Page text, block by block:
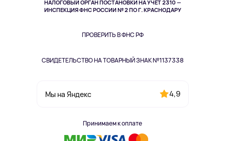
НАЛОГОВЫЙ ОРГАН ПОСТАНОВКИ НА УЧЁТ 2310 —
ИНСПЕКЦИЯ ФНС РОССИИ № 2 ПО Г. КРАСНОДАРУ
ПРОВЕРИТЬ В ФНС РФ
СВИДЕТЕЛЬСТВО НА ТОВАРНЫЙ ЗНАК №1137338
Мы на Яндекс 4,9
Принимаем к оплате
Здоровье питомцев
Одежда и аксессуары